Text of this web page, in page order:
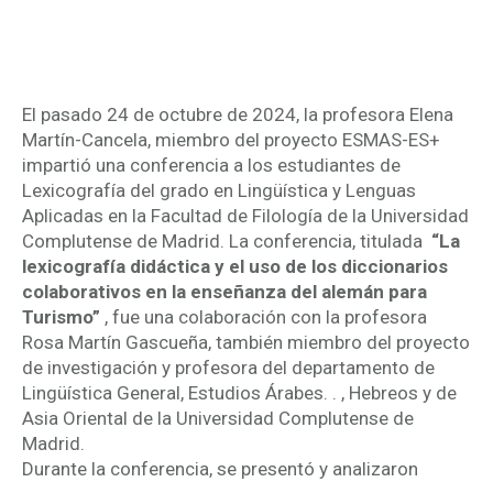
El pasado 24 de octubre de 2024, la profesora Elena
Martín-Cancela, miembro del proyecto ESMAS-ES+
impartió una conferencia a los estudiantes de
Lexicografía del grado en Lingüística y Lenguas
Aplicadas en la Facultad de Filología de la Universidad
Complutense de Madrid. La conferencia, titulada “La
lexicografía didáctica y el uso de los diccionarios
colaborativos en la enseñanza del alemán para
Turismo” , fue una colaboración con la profesora
Rosa Martín Gascueña, también miembro del proyecto
de investigación y profesora del departamento de
Lingüística General, Estudios Árabes. . , Hebreos y de
Asia Oriental de la Universidad Complutense de
Madrid.
Durante la conferencia, se presentó y analizaron